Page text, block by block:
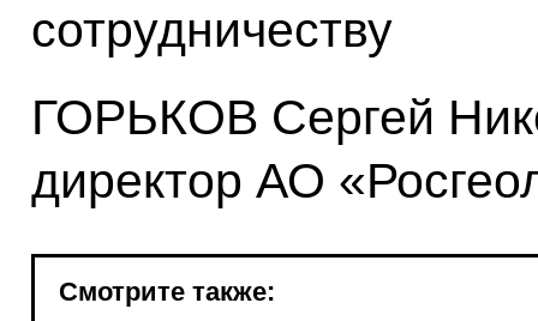
сотрудничеству
ГОРЬКОВ Сергей
директор АО
Смотрите также: